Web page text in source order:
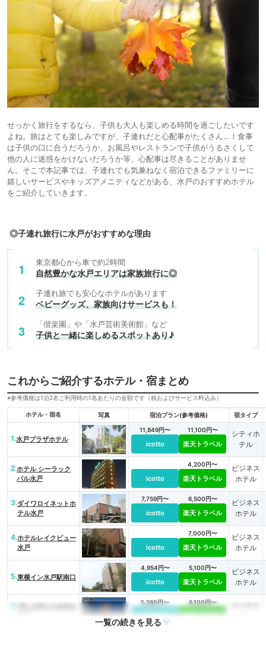
せっかく旅行をするなら、子供も大人も楽しめる時間を過ごしたいです
よね。旅はとても楽しみですが、子連れだと心配事がたくさん…！食事
は子供の口に合うだろうか、お風呂やレストランで子供がうるさくして
他の人に迷惑をかけないだろうか等、心配事は尽きることがありませ
ん。そこで本記事では、子連れでも気兼ねなく宿泊できるファミリーに
嬉しいサービスやキッズアメニティなどがある、水戸のおすすめホテル
をご紹介していきます。
◎子連れ旅行に水戸がおすすめな理由
東京都心から車で約2時間
自然豊かな水戸エリアは家族旅行に◎
子連れ旅でも安心なホテルがあります
ベビーグッズ、家族向けサービスも！
「偕楽園」や「水戸芸術美術館」など
子供と一緒に楽しめるスポットあり♪
これからご紹介するホテル・宿まとめ
※参考価格は1泊2名ご利用時の1名あたりの金額です（税およびサービス料込み）
ホテル・宿名 写真 宿泊プラン(参考価格) 宿タイプ
1.水戸プラザホテル
11,849円〜
icotto
11,100円〜
楽天トラベル
シティホ
テル
2.ホテル シーラック
パル水戸
icotto
4,200円〜
楽天トラベル
ビジネス
ホテル
3.ダイワロイネットホ
テル水戸
7,759円〜
icotto
6,500円〜
楽天トラベル
ビジネス
ホテル
4.ホテルレイクビュー
水戸
icotto
7,000円〜
楽天トラベル
ビジネス
ホテル
5.東横イン水戸駅南口
4,954円〜
icotto
5,100円〜
楽天トラベル
ビジネス
ホテル
6. 5,260円〜
icotto
6,100円〜
楽天トラベル
ビジネス
一覧の続きを見る